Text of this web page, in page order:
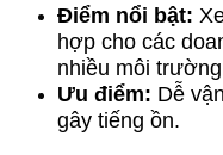
Điểm nổi bật:
hợp cho các
nhiều môi
Ưu điểm: Dễ
gây tiếng ồn.